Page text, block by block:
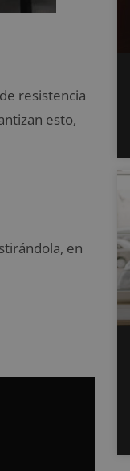
resistencia
esto,
en